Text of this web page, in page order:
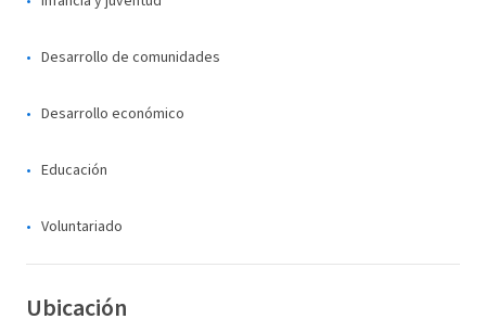
Desarrollo de comunidades
Desarrollo económico
Educación
Voluntariado
Ubicación